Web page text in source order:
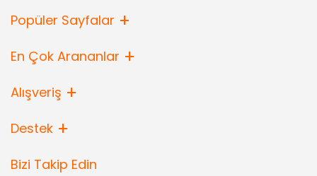
Popüler Sayfalar
En Çok Arananlar
Alışveriş
Destek
Bizi Takip Edin